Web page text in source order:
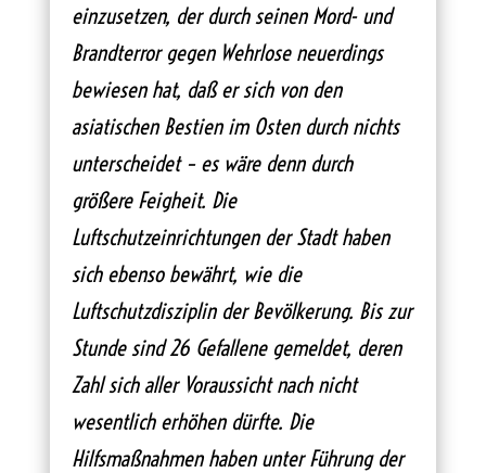
einzusetzen, der durch seinen Mord- und
Brandterror gegen Wehrlose neuerdings
bewiesen hat, daß er sich von den
asiatischen Bestien im Osten durch nichts
unterscheidet – es wäre denn durch
größere Feigheit. Die
Luftschutzeinrichtungen der Stadt haben
sich ebenso bewährt, wie die
Luftschutzdisziplin der Bevölkerung. Bis zur
Stunde sind 26 Gefallene gemeldet, deren
Zahl sich aller Voraussicht nach nicht
wesentlich erhöhen dürfte. Die
Hilfsmaßnahmen haben unter Führung der